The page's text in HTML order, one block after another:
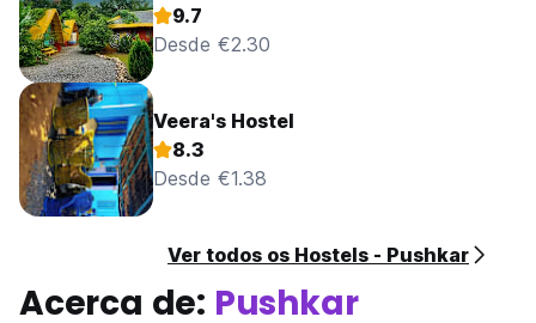
9.7
Desde €2.30
Veera's Hostel
8.3
Desde €1.38
Ver todos os Hostels - Pushkar
Acerca de: Pushkar